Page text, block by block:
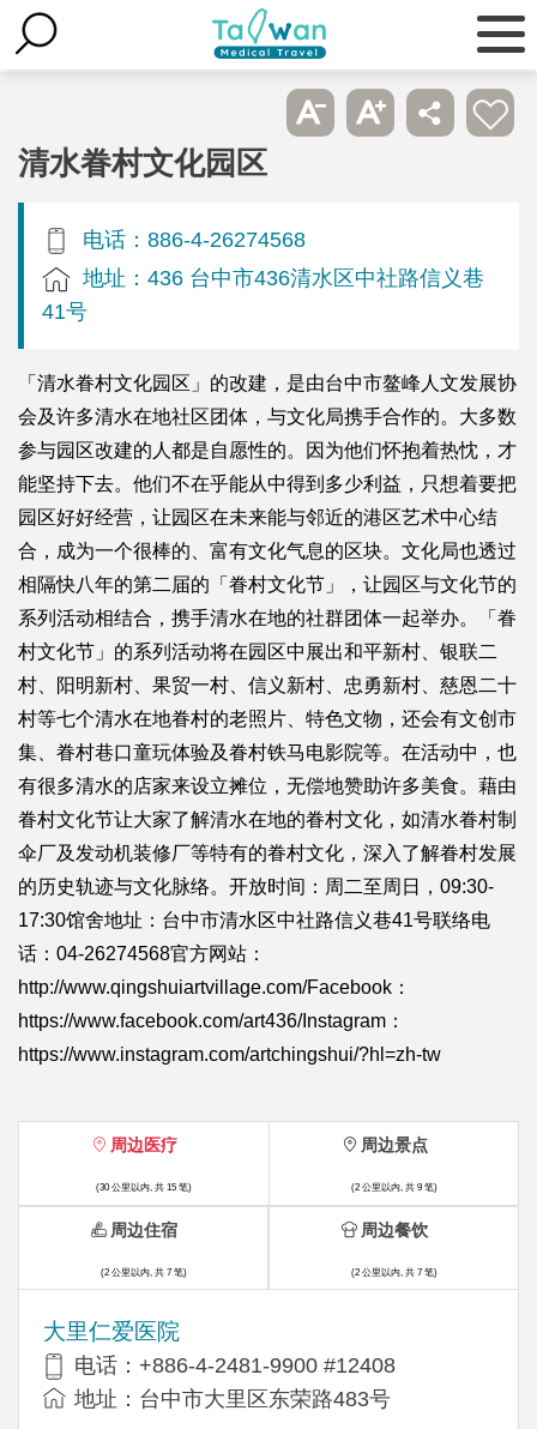
清水眷村文化园区
电话：886-4-26274568
地址：436 台中市436清水区中社路信义巷
41号
「清水眷村文化园区」的改建，是由台中市鳌峰人文发展协
会及许多清水在地社区团体，与文化局携手合作的。大多数
参与园区改建的人都是自愿性的。因为他们怀抱着热忱，才
能坚持下去。他们不在乎能从中得到多少利益，只想着要把
园区好好经营，让园区在未来能与邻近的港区艺术中心结
合，成为一个很棒的、富有文化气息的区块。文化局也透过
相隔快八年的第二届的「眷村文化节」，让园区与文化节的
系列活动相结合，携手清水在地的社群团体一起举办。「眷
村文化节」的系列活动将在园区中展出和平新村、银联二
村、阳明新村、果贸一村、信义新村、忠勇新村、慈恩二十
村等七个清水在地眷村的老照片、特色文物，还会有文创市
集、眷村巷口童玩体验及眷村铁马电影院等。在活动中，也
有很多清水的店家来设立摊位，无偿地赞助许多美食。藉由
眷村文化节让大家了解清水在地的眷村文化，如清水眷村制
伞厂及发动机装修厂等特有的眷村文化，深入了解眷村发展
的历史轨迹与文化脉络。开放时间：周二至周日，09:30-
17:30馆舍地址：台中市清水区中社路信义巷41号联络电
话：04-26274568官方网站：
http://www.qingshuiartvillage.com/Facebook：
https://www.facebook.com/art436/Instagram：
https://www.instagram.com/artchingshui/?hl=zh-tw
周边医疗
(30 公里以内, 共 15 笔)
大里仁爱医院
电话：+886-4-2481-9900 #12408
地址：台中市大里区东荣路483号
周边景点
(2 公里以内, 共 9 笔)
周边住宿
(2 公里以内, 共 7 笔)
周边餐饮
(2 公里以内, 共 7 笔)